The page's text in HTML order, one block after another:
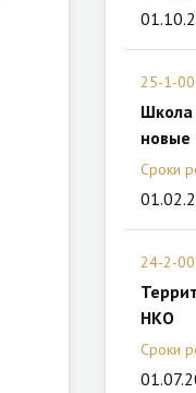
25-1-
Школа
новые
Сроки
24-2-
НКО
Сроки